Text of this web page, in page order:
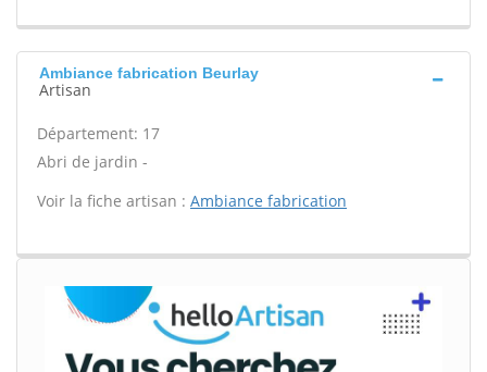
Ambiance fabrication Beurlay
Artisan
Département: 17
Abri de jardin -
Voir la fiche artisan : Ambiance fabrication